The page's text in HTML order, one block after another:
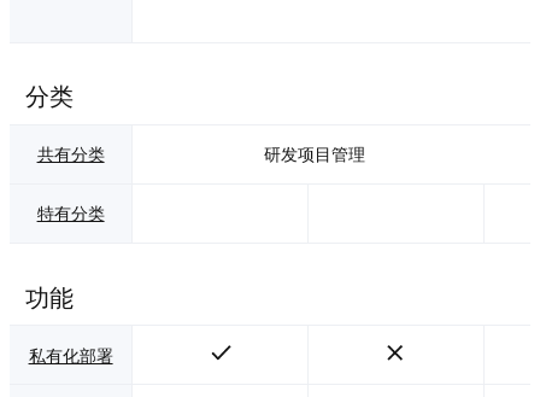
分类
共有分类 研发项目管理
特有分类
功能
私有化部署